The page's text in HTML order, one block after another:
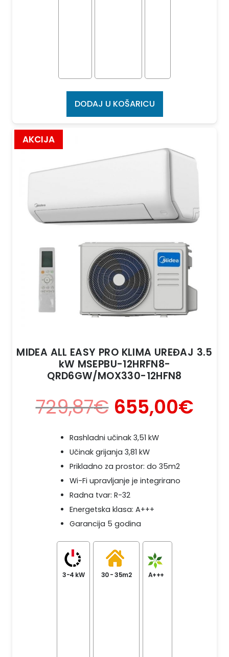
DODAJ U KOŠARICU
AKCIJA
MIDEA ALL EASY PRO KLIMA UREĐAJ 3.5
kW MSEPBU-12HRFN8-
QRD6GW/MOX330-12HFN8
729,87€ 655,00€
Rashladni učinak 3,51 kW
Učinak grijanja 3,81 kW
Prikladno za prostor: do 35m2
Wi-Fi upravljanje je integrirano
Radna tvar: R-32
Energetska klasa: A+++
Garancija 5 godina
3-4 kW 30 - 35m2 A+++